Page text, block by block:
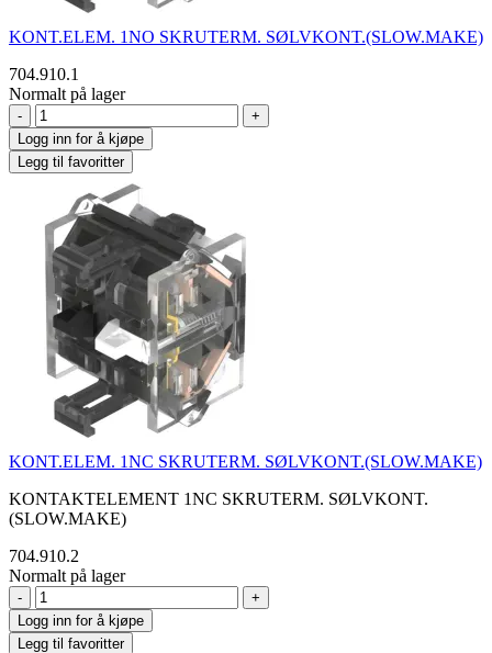
KONT.ELEM. 1NO SKRUTERM. SØLVKONT.(SLOW.MAKE)
704.910.1
Normalt på lager
-
+
Logg inn for å kjøpe
Legg til favoritter
KONT.ELEM. 1NC SKRUTERM. SØLVKONT.(SLOW.MAKE)
KONTAKTELEMENT 1NC SKRUTERM. SØLVKONT.
(SLOW.MAKE)
704.910.2
Normalt på lager
-
+
Logg inn for å kjøpe
Legg til favoritter